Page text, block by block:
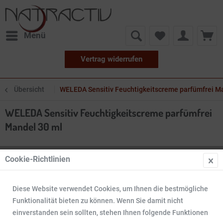
Menü
Vertrag widerrufen
Übersicht WELEDA Sensitiv Feuchtigkeitscreme parfümfrei
WELEDA Sensitiv Feuchtigkeitscreme parfümfrei
Mandel 30 ml
Cookie-Richtlinien
Diese Website verwendet Cookies, um Ihnen die bestmögliche
Funktionalität bieten zu können. Wenn Sie damit nicht
einverstanden sein sollten, stehen Ihnen folgende Funktionen